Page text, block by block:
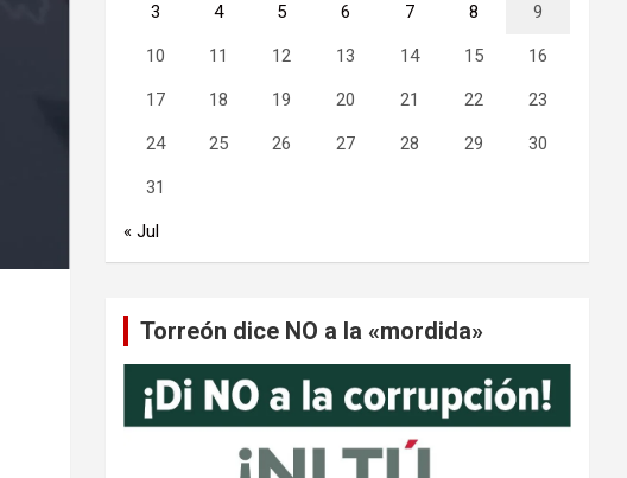
3 4 5 6 7 8 9
10 11 12 13 14 15 16
17 18 19 20 21 22 23
24 25 26 27 28 29 30
31
« Jul
Torreón dice NO a la «mordida»